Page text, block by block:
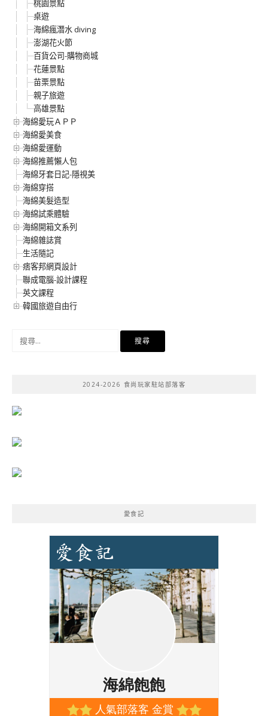
桃園景點
桌遊
海綿瘋潛水 diving
澎湖花火節
百貨公司-購物商城
花蓮景點
苗栗景點
親子旅遊
高雄景點
海綿愛玩ＡＰＰ
海綿愛美食
海綿愛運動
海綿推薦懶人包
海綿牙套日記-隱視美
海綿穿搭
海綿美髮造型
海綿試乘體驗
海綿開箱文系列
海綿雜誌賞
生活隨記
痞客邦網頁設計
聯成電腦-設計課程
英文課程
韓國旅遊自由行
2024-2026 食尚玩家駐站部落客
愛食記